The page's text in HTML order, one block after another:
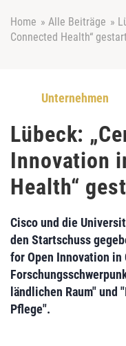
Home » Alle Beiträge »
Connected Health“
Unternehmen
Lübeck:
Innovation
Health“
Ciscound die
den Startschuss
for Open Innovation in
ländlichen Raum"
Pflege".